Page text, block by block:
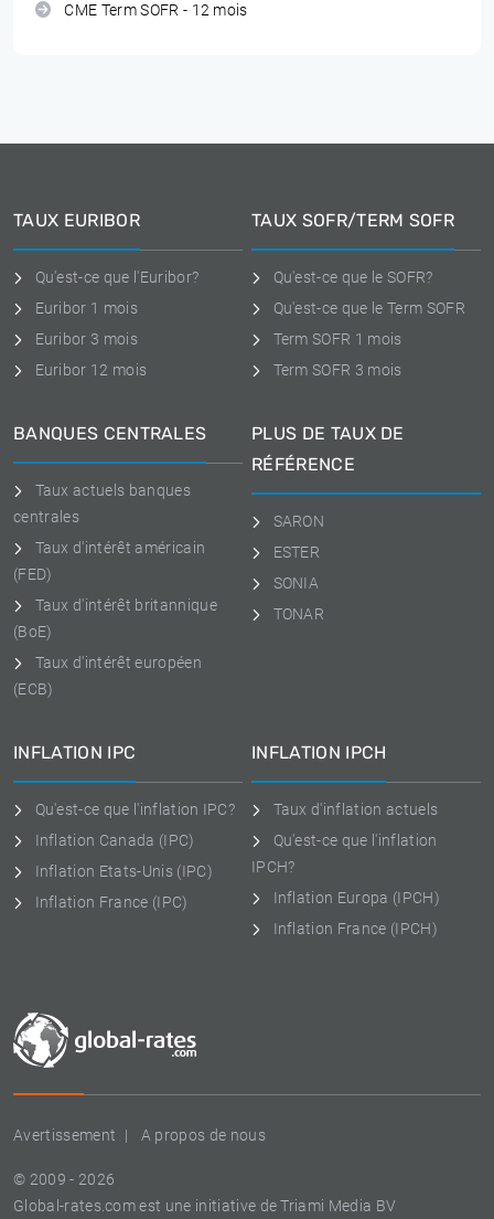
CME Term SOFR - 12 mois
Avertissement A propos de nous
© 2009 - 2026
Global-rates.com est une initiative de Triami Media BV
TAUX EURIBOR
Qu'est-ce que l'Euribor?
Euribor 1 mois
Euribor 3 mois
Euribor 12 mois
TAUX SOFR/TERM SOFR
Qu'est-ce que le SOFR?
Qu'est-ce que le Term SOFR
Term SOFR 1 mois
Term SOFR 3 mois
BANQUES CENTRALES
Taux actuels banques
centrales
Taux d'intérêt américain
(FED)
Taux d'intérêt britannique
(BoE)
Taux d'intérêt européen
(ECB)
PLUS DE TAUX DE
RÉFÉRENCE
SARON
ESTER
SONIA
TONAR
INFLATION IPC
Qu'est-ce que l'inflation IPC?
Inflation Canada (IPC)
Inflation Etats-Unis (IPC)
Inflation France (IPC)
INFLATION IPCH
Taux d'inflation actuels
Qu'est-ce que l'inflation
IPCH?
Inflation Europa (IPCH)
Inflation France (IPCH)